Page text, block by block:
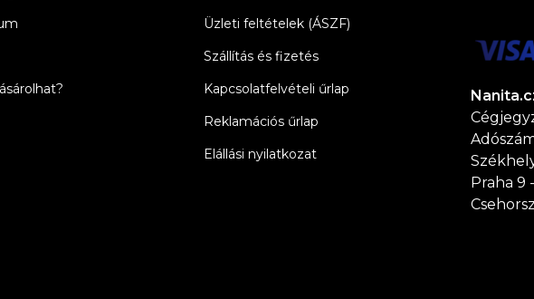
Üzleti feltételek (ÁSZF)
Szállítás és fizetés
Kapcsolatfelvételi űrlap
Reklamációs űrlap
Elállási nyilatkozat
Praha 9